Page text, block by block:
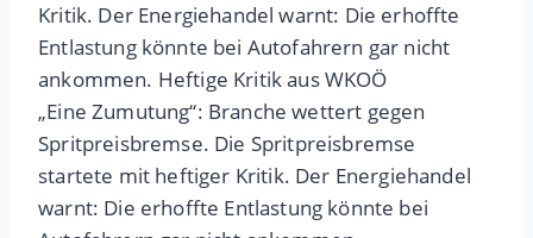
Kritik. Der Energiehandel warnt: Die erhoffte
Entlastung könnte bei Autofahrern gar nicht
ankommen. Heftige Kritik aus WKOÖ
„Eine Zumutung“: Branche wettert gegen
Spritpreisbremse. Die Spritpreisbremse
startete mit heftiger Kritik. Der Energiehandel
warnt: Die erhoffte Entlastung könnte bei